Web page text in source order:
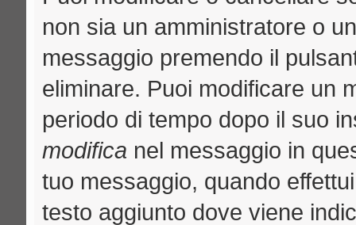
non sia un amministratore o
messaggio premendo il
eliminare. Puoi modificare un
periodo di tempo dopo il suo
modifica nel messaggio in
tuo messaggio, quando
testo aggiunto dove viene